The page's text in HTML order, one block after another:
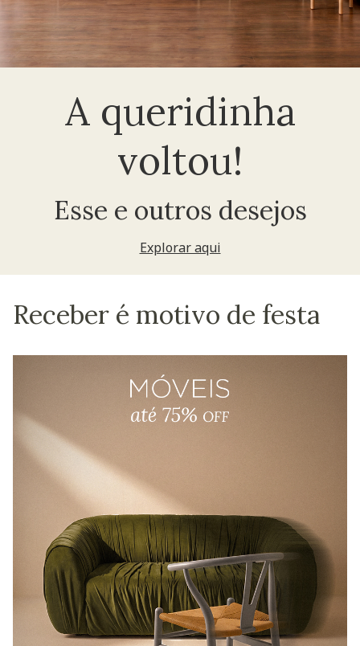
A queridinha
voltou!
Esse e outros desejos
Explorar aqui
Receber é motivo de festa